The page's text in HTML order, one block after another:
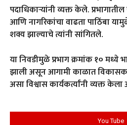
पदाधिकाऱ्यांनी व्यक्त केले.
आणि नागरिकांचा वाढता पाठिंबा
शक्य झाल्याचे त्यांनी सांगितले.
या निवडीमुळे प्रभाग क्रमांक १०
झाली असून आगामी काळात
असा विश्वास कार्यकर्त्यांनी व्यक्त
You Tube